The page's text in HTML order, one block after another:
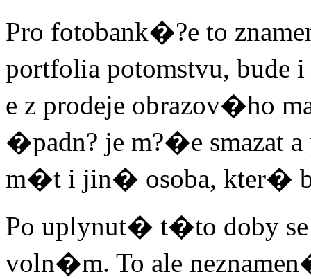
Pro fotobank�?e to
portfolia potomstvu,
e z prodeje obrazov�ho
�padn? je m?�e smazat
m�t i jin� osoba, kter�
Po uplynut� t�to doby
voln�m. To ale